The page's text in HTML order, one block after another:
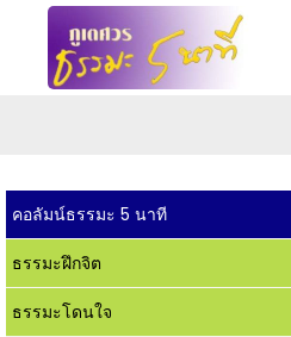
คอลัมน์ธรรมะ 5 นาที
ธรรมะฝึกจิต
ธรรมะโดนใจ